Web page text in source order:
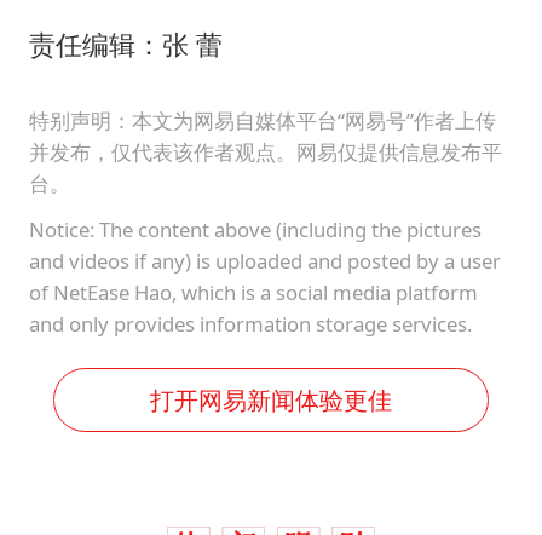
责任编辑：张 蕾
特别声明：本文为网易自媒体平台“网易号”作者上传
并发布，仅代表该作者观点。网易仅提供信息发布平
台。
Notice: The content above (including the pictures
and videos if any) is uploaded and posted by a user
of NetEase Hao, which is a social media platform
and only provides information storage services.
打开网易新闻体验更佳